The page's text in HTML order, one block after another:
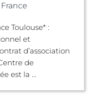
Toulouse* :
et
d’association
de
est la ...